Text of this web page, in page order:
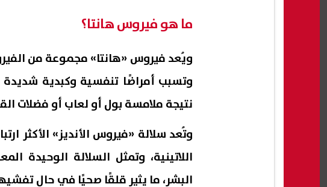
ما هو فيروس هانتا؟
ويُعد فيروس «هانتا» مجموعة من
وتسبب أمراضًا تنفسية وكبدية
نتيجة ملامسة بول أو لعاب أو فضلات
وتُعد سلالة «فيروس الأنديز» الأكثر
اللاتينية، وتمثل السلالة الوحيدة
البشر، ما يثير قلقًا صحيًا في حال